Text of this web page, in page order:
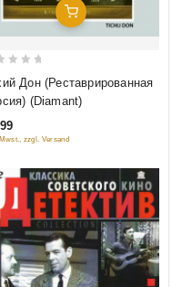
Добавить В Корзину
Дон (Реставрированная
(Diamant)
zzgl. Versand